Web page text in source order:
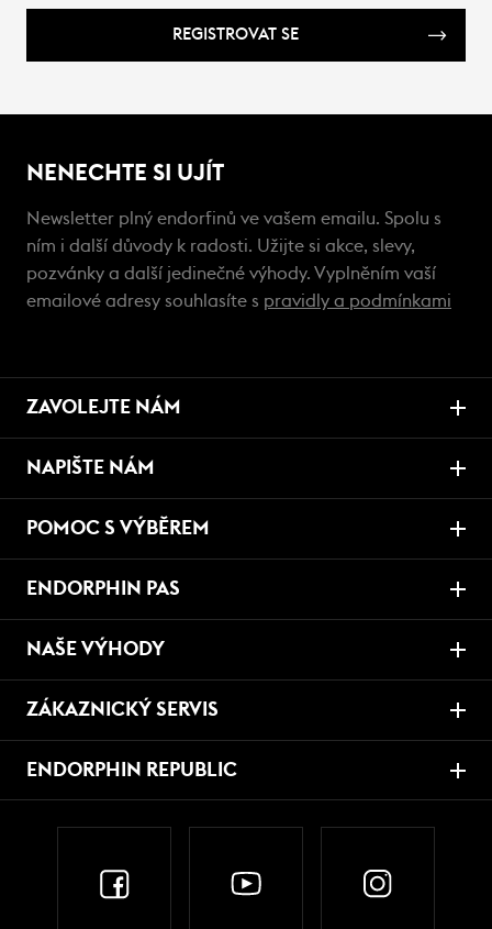
REGISTROVAT SE
NENECHTE SI UJÍT
Newsletter plný endorfinů ve vašem emailu. Spolu s
ním i další důvody k radosti. Užijte si akce, slevy,
pozvánky a další jedinečné výhody. Vyplněním vaší
emailové adresy souhlasíte s pravidly a podmínkami
ZAVOLEJTE NÁM
NAPIŠTE NÁM
POMOC S VÝBĚREM
ENDORPHIN PAS
NAŠE VÝHODY
ZÁKAZNICKÝ SERVIS
ENDORPHIN REPUBLIC